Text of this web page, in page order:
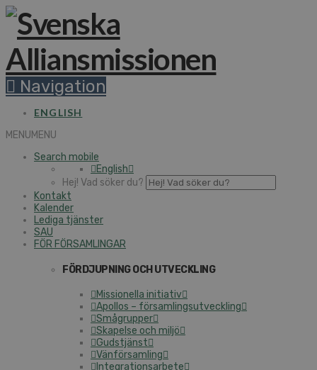
Navigation
ENGLISH
MENUMENU
Search mobile
English
Hej! Vad söker du?
Kontakt
Kalender
Lediga tjänster
SAU
FÖR FÖRSAMLINGAR
FÖRDJUPNING OCH UTVECKLING
Missionella initiativ
Apollos – församlingsutveckling
Smågrupper
Skapelse och miljö
Gudstjänst
Vänförsamling
Integrationsarbete